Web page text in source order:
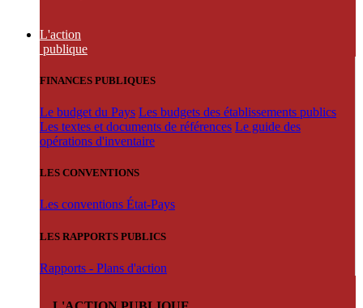
L'action
publique
FINANCES PUBLIQUES
Le budget du Pays Les budgets des établissements publics
Les textes et documents de références Le guide des
opérations d'inventaire
LES CONVENTIONS
Les conventions État-Pays
LES RAPPORTS PUBLICS
Rapports - Plans d'action